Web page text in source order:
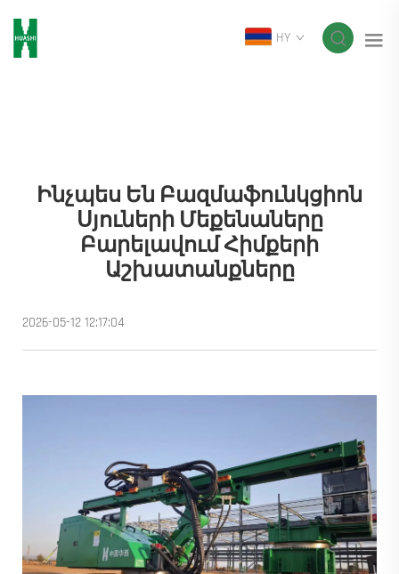
HY
Ինչպես Են Բազմաֆունկցիոն
Սյուների Մեքենաները
Բարելավում Հիմքերի
Աշխատանքները
2026-05-12 12:17:04